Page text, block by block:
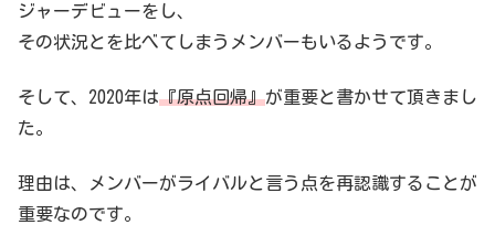
ジャーデビューをし、
その状況とを比べてしまうメンバーもいるようです。
そして、2020年は『原点回帰』が重要と書かせて頂きまし
た。
理由は、メンバーがライバルと言う点を再認識することが
重要なのです。